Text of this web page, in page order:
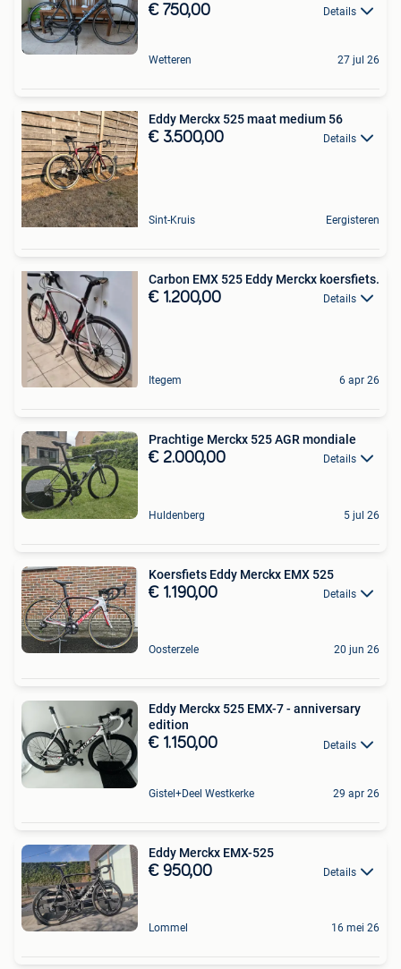
€ 750,00 Details
Wetteren 27 jul 26
Eddy Merckx 525 maat medium 56
€ 3.500,00 Details
Sint-Kruis Eergisteren
Carbon EMX 525 Eddy Merckx koersfiets.
€ 1.200,00 Details
Itegem 6 apr 26
Prachtige Merckx 525 AGR mondiale
€ 2.000,00 Details
Huldenberg 5 jul 26
Koersfiets Eddy Merckx EMX 525
€ 1.190,00 Details
Oosterzele 20 jun 26
Eddy Merckx 525 EMX-7 - anniversary
edition
€ 1.150,00 Details
Gistel+Deel Westkerke 29 apr 26
Eddy Merckx EMX-525
€ 950,00 Details
Lommel 16 mei 26